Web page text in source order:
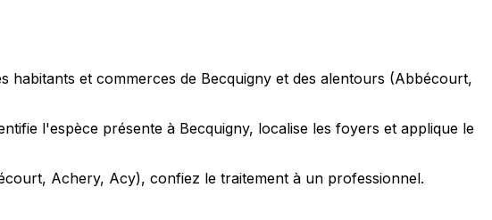
habitants et commerces de Becquigny et des alentours (Abbécourt,
l'espèce présente à Becquigny, localise les foyers et applique le
Achery, Acy), confiez le traitement à un professionnel.